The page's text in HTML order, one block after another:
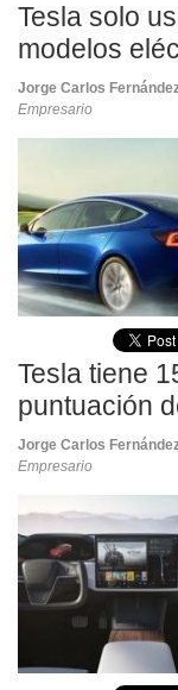
Tesla solo
modelos
Jorge Carlos
Empresario
Tesla tiene
puntuación
Jorge Carlos
Empresario